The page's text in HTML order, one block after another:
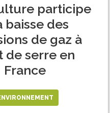
participe
baisse des
de gaz à
de serre en
France